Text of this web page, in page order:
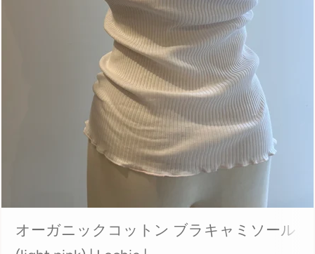
オーガニックコットン ブラキャミソール